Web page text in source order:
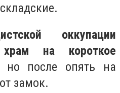
оккупации
храм на короткое
но после опять на
замок.